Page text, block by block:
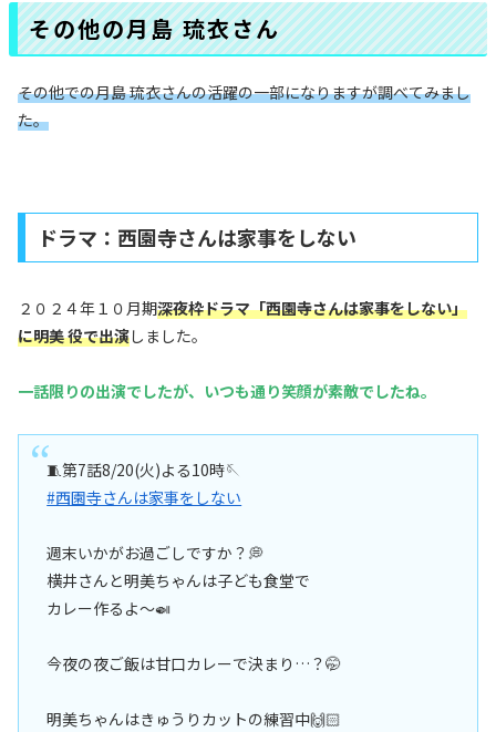
その他の月島 琉衣さん
その他での月島 琉衣さんの活躍の一部になりますが調べてみまし
た。
ドラマ：西園寺さんは家事をしない
２０２４年１０月期深夜枠ドラマ「西園寺さんは家事をしない」
に明美 役で出演しました。
一話限りの出演でしたが、いつも通り笑顔が素敵でしたね。
🧵第7話8/20(火)よる10時🪡
#西園寺さんは家事をしない
週末いかがお過ごしですか？💭
横井さんと明美ちゃんは子ども食堂で
カレー作るよ〜🍛
今夜の夜ご飯は甘口カレーで決まり…？🤭
明美ちゃんはきゅうりカットの練習中🙌🏻